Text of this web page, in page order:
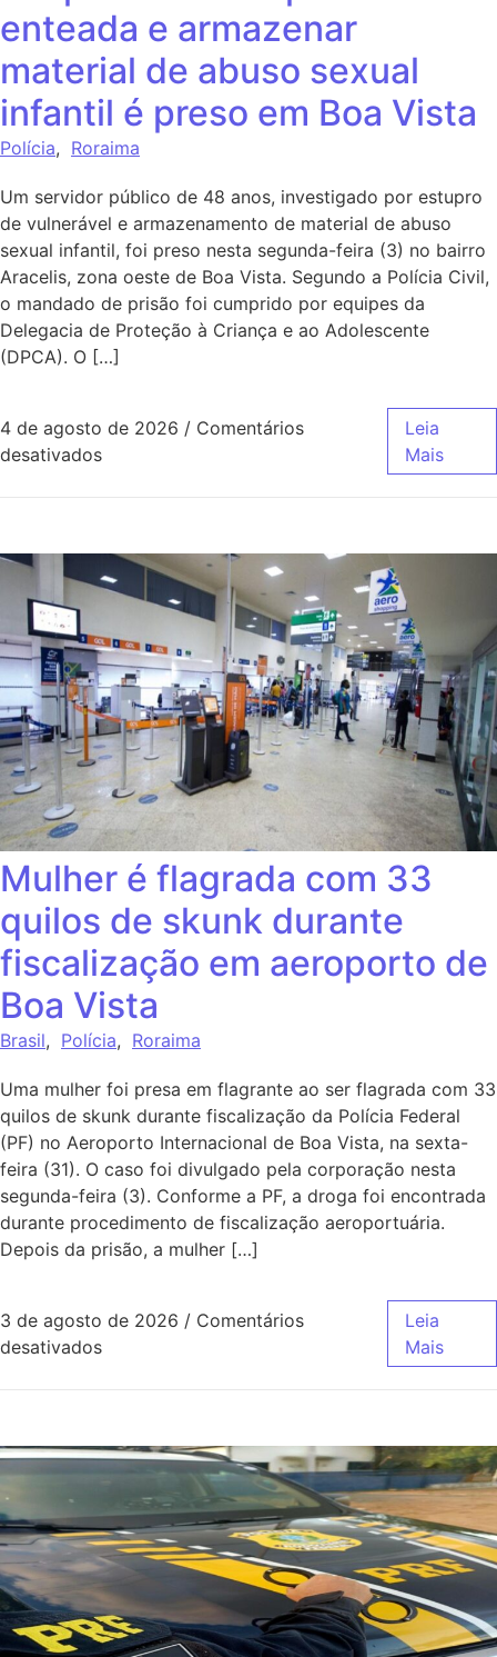
enteada e armazenar
material de abuso sexual
infantil é preso em Boa Vista
Polícia, Roraima
Um servidor público de 48 anos, investigado por estupro
de vulnerável e armazenamento de material de abuso
sexual infantil, foi preso nesta segunda-feira (3) no bairro
Aracelis, zona oeste de Boa Vista. Segundo a Polícia Civil,
o mandado de prisão foi cumprido por equipes da
Delegacia de Proteção à Criança e ao Adolescente
(DPCA). O […]
4 de agosto de 2026 / Comentários
desativados
Leia
Mais
Mulher é flagrada com 33
quilos de skunk durante
fiscalização em aeroporto de
Boa Vista
Brasil, Polícia, Roraima
Uma mulher foi presa em flagrante ao ser flagrada com 33
quilos de skunk durante fiscalização da Polícia Federal
(PF) no Aeroporto Internacional de Boa Vista, na sexta-
feira (31). O caso foi divulgado pela corporação nesta
segunda-feira (3). Conforme a PF, a droga foi encontrada
durante procedimento de fiscalização aeroportuária.
Depois da prisão, a mulher […]
3 de agosto de 2026 / Comentários
desativados
Leia
Mais